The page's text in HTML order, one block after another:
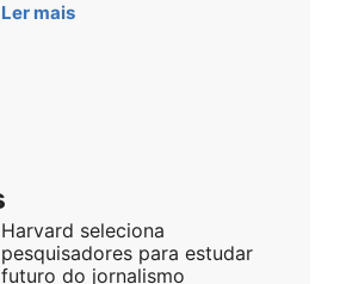
Ler mais
Harvard seleciona
pesquisadores para estudar
futuro do jornalismo